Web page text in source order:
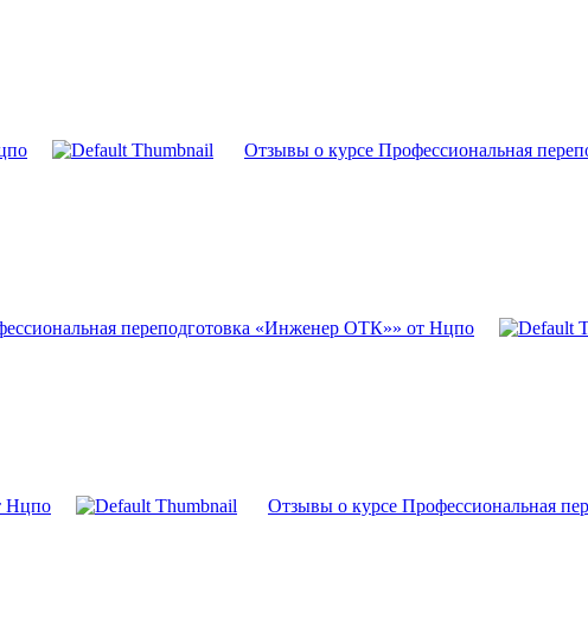
Отзывы о курсе Профессиональная
переподготовка «Инженер ОТК»» от Нцпо
Нцпо Отзывы о курсе Профессиональная